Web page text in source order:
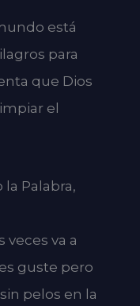
está
para
que Dios
el
Palabra,
va a
guste pero
pelos en la